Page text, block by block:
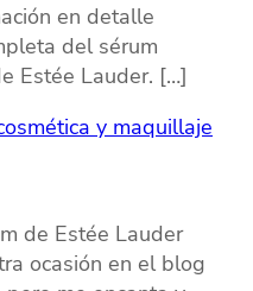
en detalle
del sérum
Estée Lauder. […]
y maquillaje
de Estée Lauder
ocasión en el blog